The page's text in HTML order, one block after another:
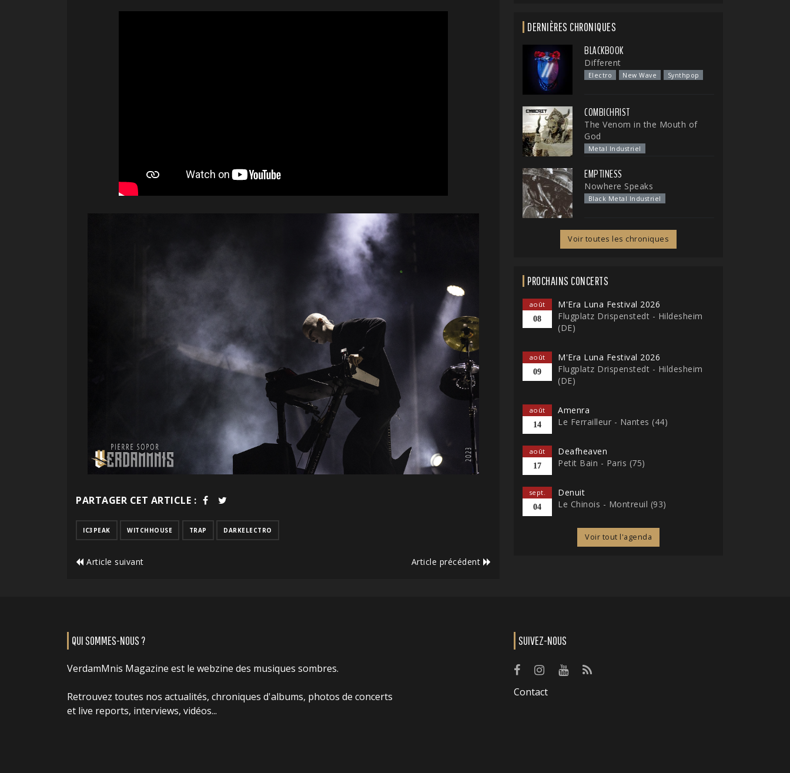
PARTAGER CET ARTICLE :
IC3PEAK WITCHHOUSE TRAP DARKELECTRO
Article suivant Article précédent
DERNIÈRES CHRONIQUES
BLACKBOOK
Different
Electro New Wave Synthpop
COMBICHRIST
The Venom in the Mouth of
God
Metal Industriel
EMPTINESS
Nowhere Speaks
Black Metal Industriel
Voir toutes les chroniques
PROCHAINS CONCERTS
août
08
M'Era Luna Festival 2026
Flugplatz Drispenstedt - Hildesheim
(DE)
août
09
M'Era Luna Festival 2026
Flugplatz Drispenstedt - Hildesheim
(DE)
août
14
Amenra
Le Ferrailleur - Nantes (44)
août
17
Deafheaven
Petit Bain - Paris (75)
sept.
04
Denuit
Le Chinois - Montreuil (93)
Voir tout l'agenda
QUI SOMMES-NOUS ?
VerdamMnis Magazine est le webzine des musiques sombres.
Retrouvez toutes nos actualités, chroniques d'albums, photos de concerts
et live reports, interviews, vidéos...
SUIVEZ-NOUS
Contact